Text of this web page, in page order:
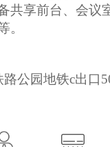
共享前台、会议
。
路公园地铁c出口